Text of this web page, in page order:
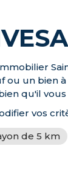
un bien
qu'il vous
vos
de 5 km